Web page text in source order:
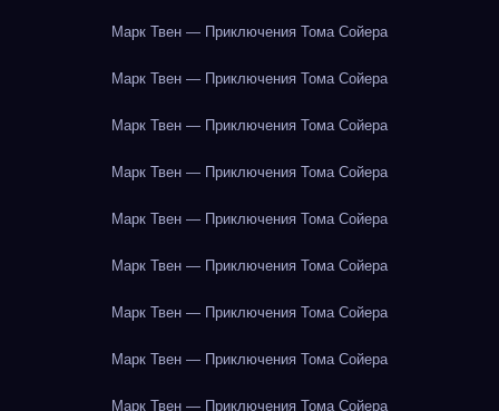
Марк Твен — Приключения Тома Сойера
Марк Твен — Приключения Тома Сойера
Марк Твен — Приключения Тома Сойера
Марк Твен — Приключения Тома Сойера
Марк Твен — Приключения Тома Сойера
Марк Твен — Приключения Тома Сойера
Марк Твен — Приключения Тома Сойера
Марк Твен — Приключения Тома Сойера
Марк Твен — Приключения Тома Сойера